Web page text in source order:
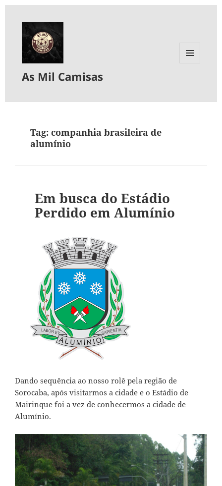
As Mil Camisas
Tag:companhia brasileira de
alumínio
Em busca do Estádio
Perdido em Alumínio
Dando sequência ao nosso rolê pela região de
Sorocaba, após visitarmos a cidade e o Estádio de
Mairinque foi a vez de conhecermos a cidade de
Alumínio.